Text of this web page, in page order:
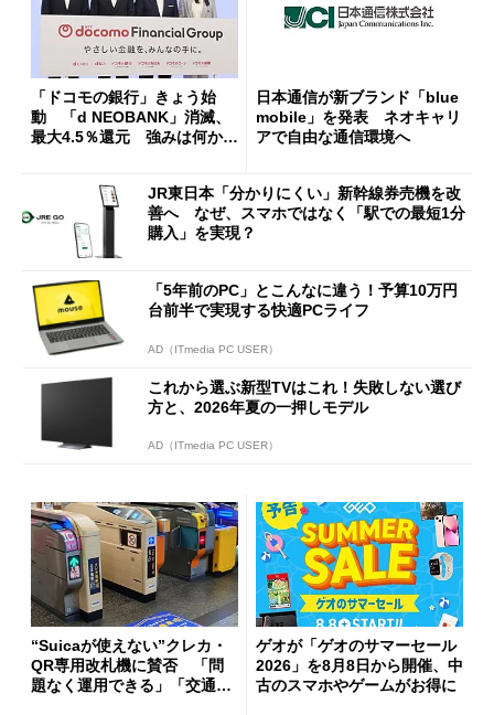
「ドコモの銀行」きょう始
動 「d NEOBANK」消滅、
最大4.5％還元 強みは何か解
日本通信が新ブランド「blue
mobile」を発表 ネオキャリ
アで自由な通信環境へ
JR東日本「分かりにくい」新幹線券売機を改
善へ なぜ、スマホではなく「駅での最短1分
購入」を実現？
「5年前のPC」とこんなに違う！予算10万円
台前半で実現する快適PCライフ
AD（ITmedia PC USER）
これから選ぶ新型TVはこれ！失敗しない選び
方と、2026年夏の一押しモデル
AD（ITmedia PC USER）
“Suicaが使えない”クレカ・
QR専用改札機に賛否 「問
題なく運用できる」「交通系I
ゲオが「ゲオのサマーセール
2026」を8月8日から開催、中
古のスマホやゲームがお得に